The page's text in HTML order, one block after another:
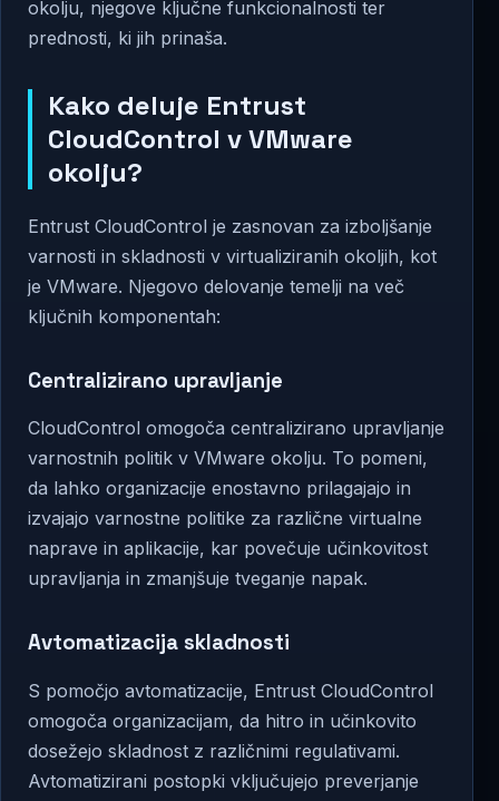
okolju, njegove ključne funkcionalnosti ter
prednosti, ki jih prinaša.
Kako deluje Entrust
CloudControl v VMware
okolju?
Entrust CloudControl je zasnovan za izboljšanje
varnosti in skladnosti v virtualiziranih okoljih, kot
je VMware. Njegovo delovanje temelji na več
ključnih komponentah:
Centralizirano upravljanje
CloudControl omogoča centralizirano upravljanje
varnostnih politik v VMware okolju. To pomeni,
da lahko organizacije enostavno prilagajajo in
izvajajo varnostne politike za različne virtualne
naprave in aplikacije, kar povečuje učinkovitost
upravljanja in zmanjšuje tveganje napak.
Avtomatizacija skladnosti
S pomočjo avtomatizacije, Entrust CloudControl
omogoča organizacijam, da hitro in učinkovito
dosežejo skladnost z različnimi regulativami.
Avtomatizirani postopki vključujejo preverjanje